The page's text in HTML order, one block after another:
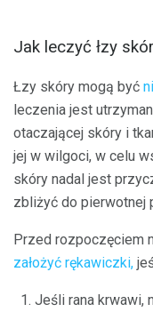
Jak leczyć łzy
Łzy skóry mogą być
leczenia jest
otaczającej skóry i
jej w wilgoci, w celu
skóry nadal jest
zbliżyć do pierwotnej
Przed rozpoczęciem
założyć rękawiczki,
Jeśli rana krwawi,